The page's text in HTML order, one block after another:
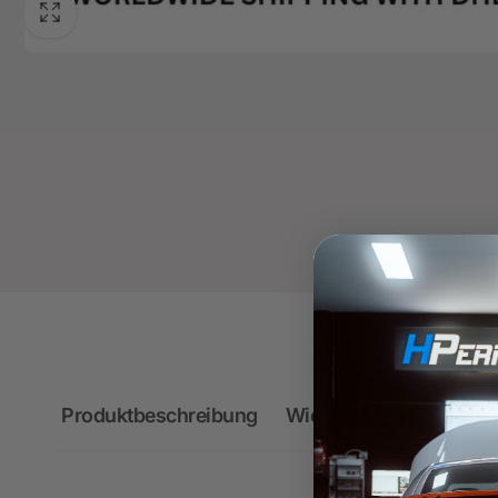
Produktbeschreibung Wichtige Hinweise